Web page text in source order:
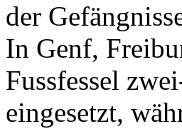
der
In Genf,
Fussfessel
eingesetzt,